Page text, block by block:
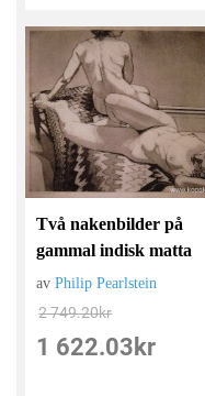
Två nakenbilder på
gammal indisk matta
avPhilip Pearlstein
2 749.20kr
1 622.03 kr